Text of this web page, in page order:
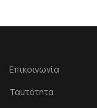
Επικοινωνία
Ταυτότητα